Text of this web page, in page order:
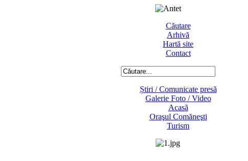
Căutare
Arhivă
Hartă site
Contact
Știri / Comunicate presă
Galerie Foto / Video
Acasă
Oraşul Comăneşti
Turism